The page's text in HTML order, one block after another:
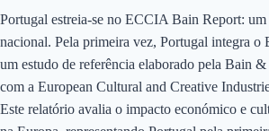
Portugal estreia-se no ECCIA Bain Report:
nacional. Pela primeira vez, Portugal integra
um estudo de referência elaborado pela Bain
com a European Cultural and Creative
Este relatório avalia o impacto económico e